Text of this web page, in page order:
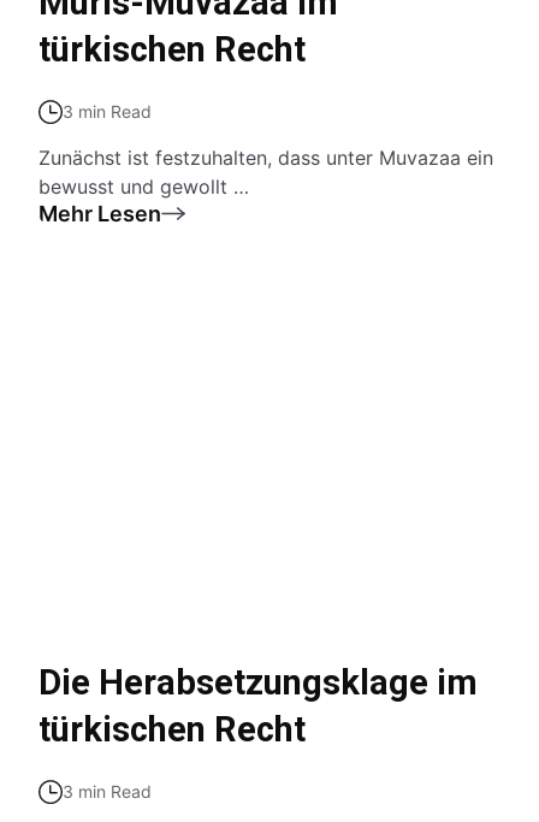
türkischen Recht
3 min Read
Zunächst ist festzuhalten, dass unter Muvazaa ein
bewusst und gewollt …
Mehr Lesen
Die Herabsetzungsklage im
türkischen Recht
3 min Read